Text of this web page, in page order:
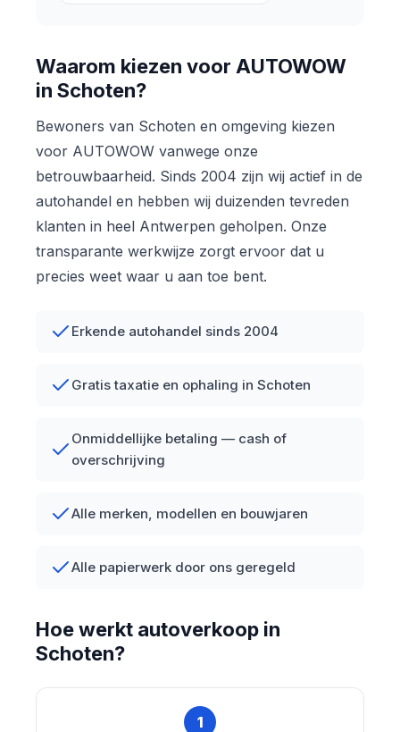
Waarom kiezen voor AUTOWOW
in Schoten?
Bewoners van Schoten en omgeving kiezen
voor AUTOWOW vanwege onze
betrouwbaarheid. Sinds 2004 zijn wij actief in de
autohandel en hebben wij duizenden tevreden
klanten in heel Antwerpen geholpen. Onze
transparante werkwijze zorgt ervoor dat u
precies weet waar u aan toe bent.
Erkende autohandel sinds 2004
Gratis taxatie en ophaling in Schoten
Onmiddellijke betaling — cash of
overschrijving
Alle merken, modellen en bouwjaren
Alle papierwerk door ons geregeld
Hoe werkt autoverkoop in
Schoten?
1